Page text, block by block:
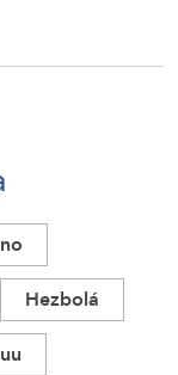
Hezbolá